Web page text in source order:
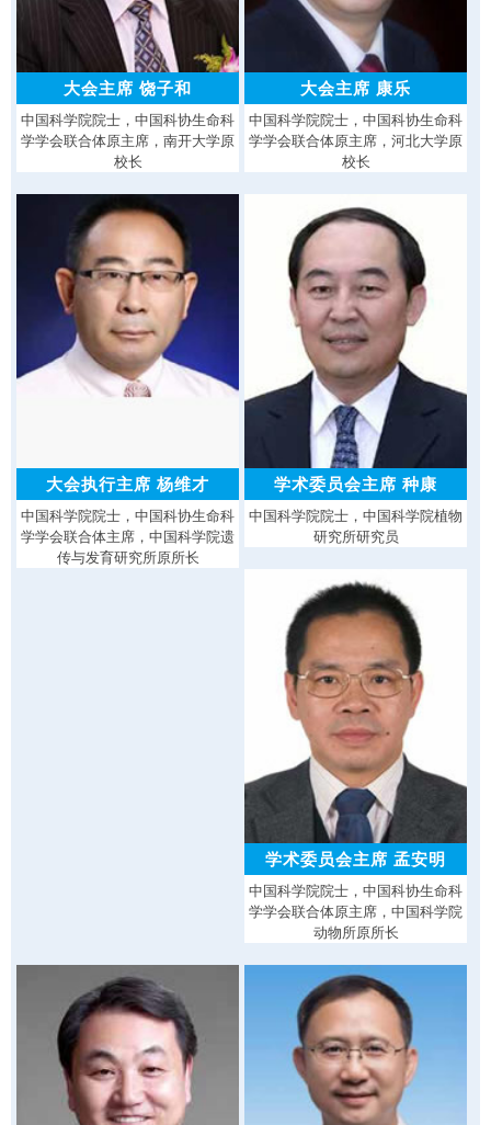
大会主席 饶子和
中国科学院院士，中国科协生命科
学学会联合体原主席，南开大学原
校长
大会主席 康乐
中国科学院院士，中国科协生命科
学学会联合体原主席，河北大学原
校长
大会执行主席 杨维才
中国科学院院士，中国科协生命科
学学会联合体主席，中国科学院遗
传与发育研究所原所长
学术委员会主席 种康
中国科学院院士，中国科学院植物
研究所研究员
学术委员会主席 孟安明
中国科学院院士，中国科协生命科
学学会联合体原主席，中国科学院
动物所原所长